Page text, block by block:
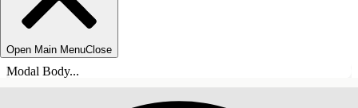
Open Main MenuClose
Modal Body...